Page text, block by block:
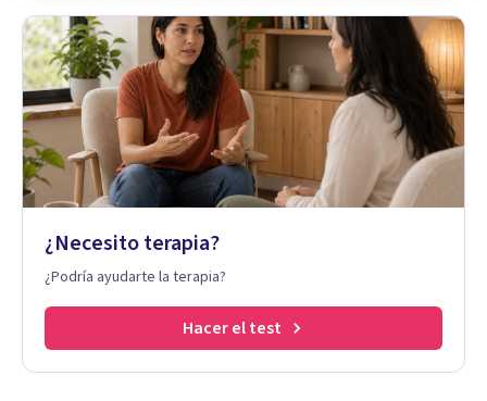
¿Necesito terapia?
¿Podría ayudarte la terapia?
Hacer el test